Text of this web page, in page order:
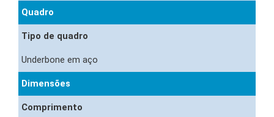
Quadro
Tipo de quadro
Underbone em aço
Dimensões
Comprimento